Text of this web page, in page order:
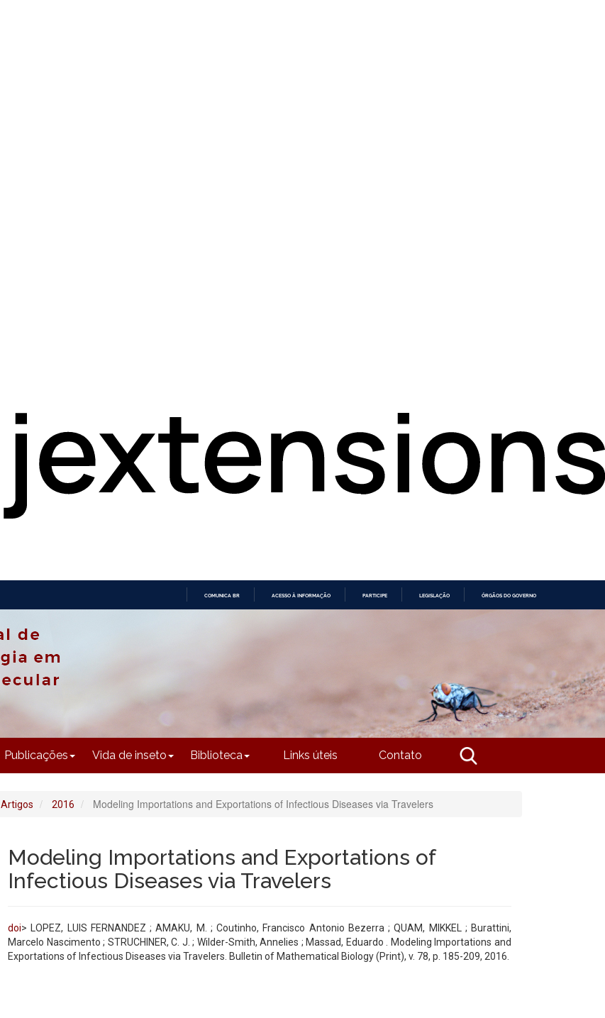
COMUNICA BR ACESSO À INFORMAÇÃO PARTICIPE LEGISLAÇÃO ÓRGÃOS DO GOVERNO
Publicações Vida de inseto Biblioteca Links úteis Contato
Artigos 2016 Modeling Importations and Exportations of Infectious Diseases via Travelers
Modeling Importations and Exportations of
Infectious Diseases via Travelers
doi> LOPEZ, LUIS FERNANDEZ ; AMAKU, M. ; Coutinho, Francisco Antonio Bezerra ; QUAM, MIKKEL ; Burattini,
Marcelo Nascimento ; STRUCHINER, C. J. ; Wilder-Smith, Annelies ; Massad, Eduardo . Modeling Importations and
Exportations of Infectious Diseases via Travelers. Bulletin of Mathematical Biology (Print), v. 78, p. 185-209, 2016.